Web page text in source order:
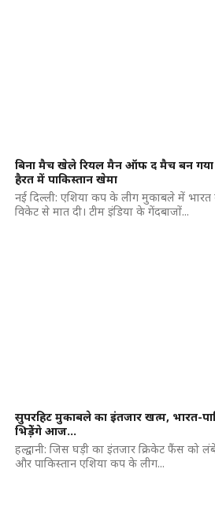
बिना मैच खेले रियल मैन ऑफ द मैच बन गया
हैरत में पाकिस्तान खेमा
नई दिल्ली: एशिया कप के लीग मुकाबले में भारत
विकेट से मात दी। टीम इंडिया के गेंदबाजों...
सुपरहिट मुकाबले का इंतजार खत्म, भारत-
भिडे़ेंगे आज…
हल्द्वानी: जिस घड़ी का इंतजार क्रिकेट फैंस को
और पाकिस्तान एशिया कप के लीग...